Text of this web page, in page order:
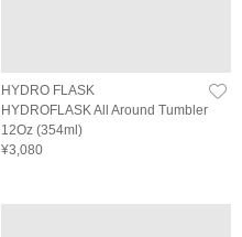
HYDRO FLASK
HYDROFLASK All Around Tumbler
12Oz (354ml)
¥3,080